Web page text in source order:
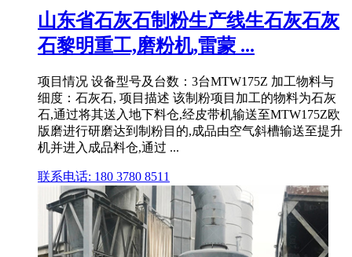
山东省石灰石制粉生产线生石灰石灰
石黎明重工,磨粉机,雷蒙 ...
项目情况 设备型号及台数：3台MTW175Z 加工物料与
细度：石灰石, 项目描述 该制粉项目加工的物料为石灰
石,通过将其送入地下料仓,经皮带机输送至MTW175Z欧
版磨进行研磨达到制粉目的,成品由空气斜槽输送至提升
机并进入成品料仓,通过 ...
联系电话: 180 3780 8511